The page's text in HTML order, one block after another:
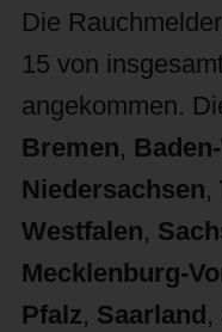
Die
15 von
angekommen.
Bremen,
Niedersachsen,
Westfalen,
Mecklenburg-
Pfalz, Saarland,